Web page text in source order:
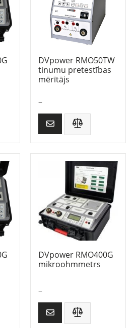
DVpower RMO50TW
tinumu pretestības
mērītājs
–
DVpower RMO400G
mikroohmmetrs
–